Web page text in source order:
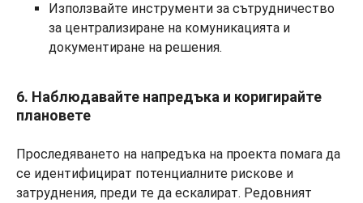
Използвайте инструменти за сътрудничество
за централизиране на комуникацията и
документиране на решения.
6. Наблюдавайте напредъка и коригирайте
плановете
Проследяването на напредъка на проекта помага да
се идентифицират потенциалните рискове и
затруднения, преди те да ескалират. Редовният